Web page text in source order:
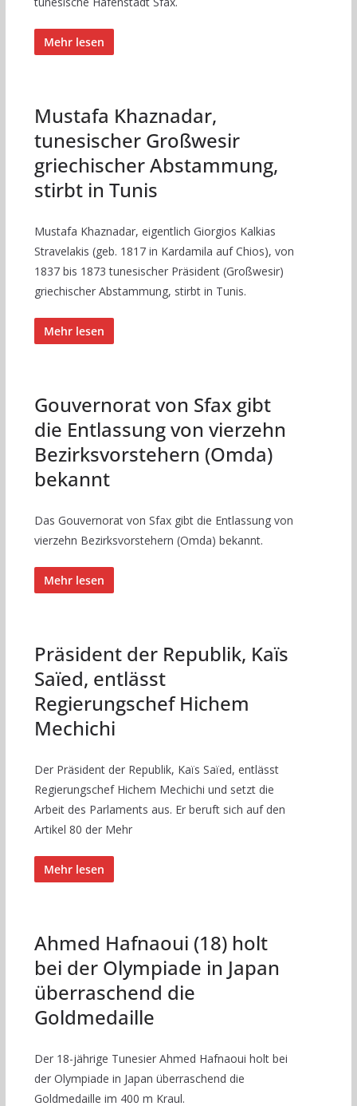
Mehr lesen
Mustafa Khaznadar,
tunesischer Großwesir
griechischer Abstammung,
stirbt in Tunis
Mustafa Khaznadar, eigentlich Giorgios Kalkias
Stravelakis (geb. 1817 in Kardamila auf Chios), von
1837 bis 1873 tunesischer Präsident (Großwesir)
griechischer Abstammung, stirbt in Tunis.
Mehr lesen
Gouvernorat von Sfax gibt
die Entlassung von vierzehn
Bezirksvorstehern (Omda)
bekannt
Das Gouvernorat von Sfax gibt die Entlassung von
vierzehn Bezirksvorstehern (Omda) bekannt.
Mehr lesen
Präsident der Republik, Kaïs
Saïed, entlässt
Regierungschef Hichem
Mechichi
Der Präsident der Republik, Kaïs Saïed, entlässt
Regierungschef Hichem Mechichi und setzt die
Arbeit des Parlaments aus. Er beruft sich auf den
Artikel 80 der Mehr
Mehr lesen
Ahmed Hafnaoui (18) holt
bei der Olympiade in Japan
überraschend die
Goldmedaille
Der 18-jährige Tunesier Ahmed Hafnaoui holt bei
der Olympiade in Japan überraschend die
Goldmedaille im 400 m Kraul.